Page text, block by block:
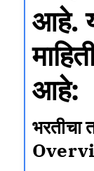
आहे.
आहे: